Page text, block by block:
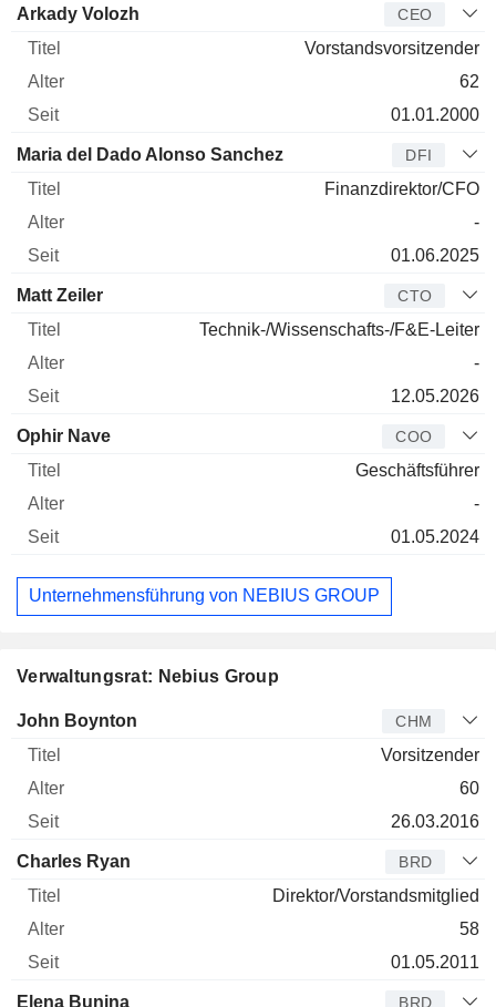
Arkady Volozh CEO
Vorstandsvorsitzender
62
01.01.2000
Maria del Dado Alonso Sanchez DFI
Finanzdirektor/CFO
-
01.06.2025
Matt Zeiler CTO
Technik-/Wissenschafts-/F&E-Leiter
-
12.05.2026
Ophir Nave COO
Geschäftsführer
-
01.05.2024
Unternehmensführung von NEBIUS GROUP
Verwaltungsrat: Nebius Group
Verwaltungsratsmitglied
John Boynton CHM
Vorsitzender
60
26.03.2016
Charles Ryan BRD
Direktor/Vorstandsmitglied
58
01.05.2011
Elena Bunina BRD